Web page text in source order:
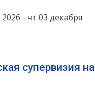
- чт 03 декабря
супервизия на